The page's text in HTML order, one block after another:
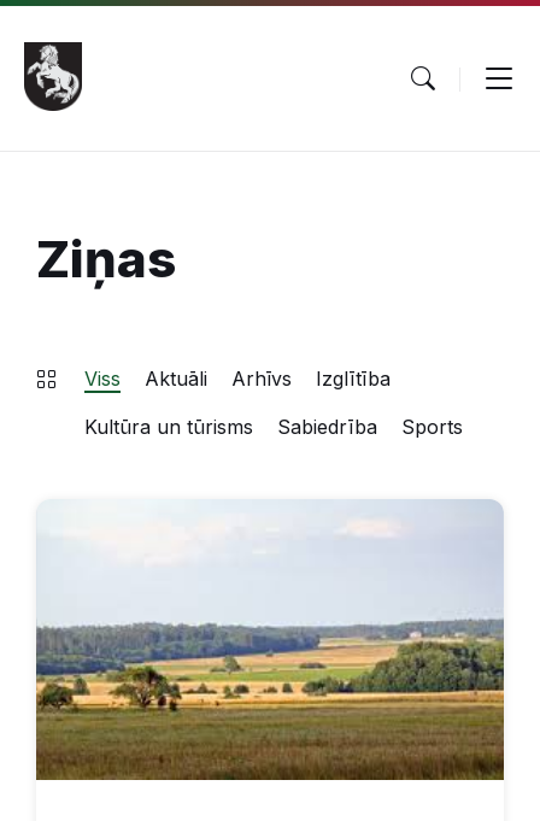
Pāriet
saturu
Skip
main
navigation
Skip
footer
Ziņas
Viss Aktuāli Arhīvs
Izglītība
Kultūra un tūrisms
Sabiedrība Sports